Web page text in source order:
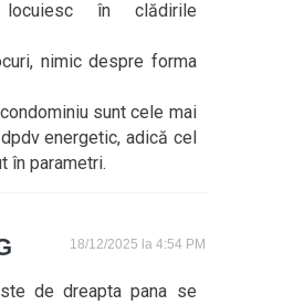
locuiesc în clădirile
nimic despre forma
sunt cele mai
energetic, adică cel
în parametri.
18/12/2025 la 4:54 PM
de dreapta pana se